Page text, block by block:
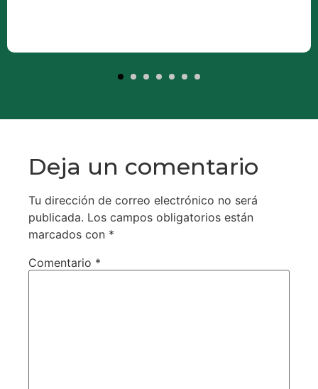
Deja un comentario
Tu dirección de correo electrónico no será
publicada. Los campos obligatorios están
marcados con *
Comentario *